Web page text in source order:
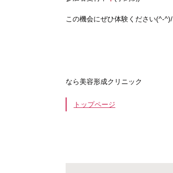
この機会にぜひ体験ください(^-^)/
なら美容形成クリニック
トップページ